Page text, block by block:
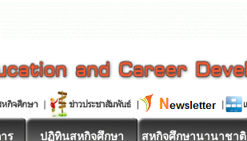
ร ปฏิทินสหกิจศึกษา สหกิจศึกษานานาชาติ